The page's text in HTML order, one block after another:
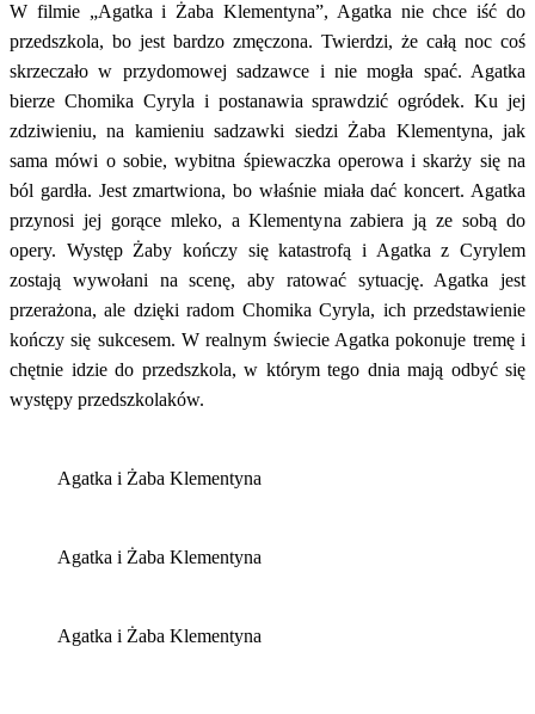
W filmie „Agatka i Żaba Klementyna”, Agatka nie chce iść do
przedszkola, bo jest bardzo zmęczona. Twierdzi, że całą noc coś
skrzeczało w przydomowej sadzawce i nie mogła spać. Agatka
bierze Chomika Cyryla i postanawia sprawdzić ogródek. Ku jej
zdziwieniu, na kamieniu sadzawki siedzi Żaba Klementyna, jak
sama mówi o sobie, wybitna śpiewaczka operowa i skarży się na
ból gardła. Jest zmartwiona, bo właśnie miała dać koncert. Agatka
przynosi jej gorące mleko, a Klementyna zabiera ją ze sobą do
opery. Występ Żaby kończy się katastrofą i Agatka z Cyrylem
zostają wywołani na scenę, aby ratować sytuację. Agatka jest
przerażona, ale dzięki radom Chomika Cyryla, ich przedstawienie
kończy się sukcesem. W realnym świecie Agatka pokonuje tremę i
chętnie idzie do przedszkola, w którym tego dnia mają odbyć się
występy przedszkolaków.
Agatka i Żaba Klementyna
Agatka i Żaba Klementyna
Agatka i Żaba Klementyna